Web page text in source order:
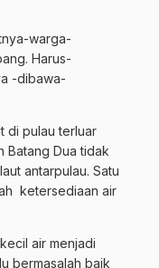
warga-
Harus-
-dibawa-
di pulau terluar
Batang Dua tidak
antarpulau. Satu
ketersediaan air
air menjadi
bermasalah baik